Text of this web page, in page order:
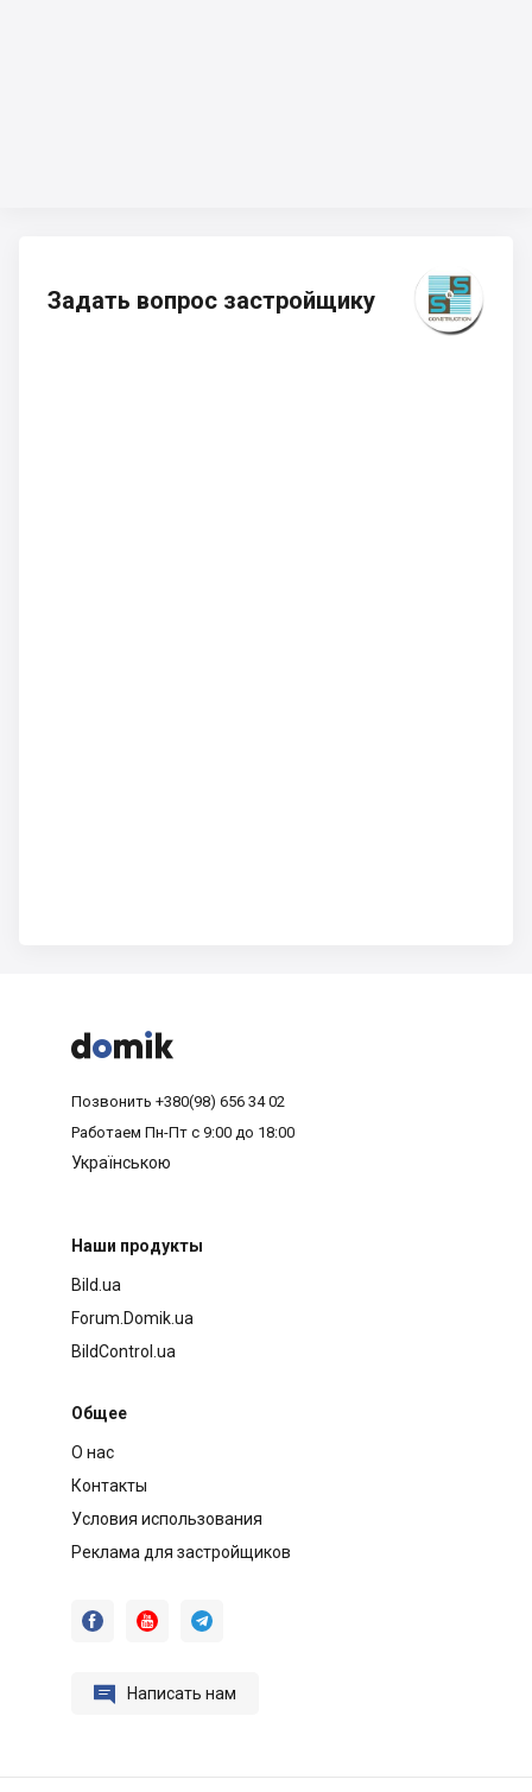
Задать вопрос застройщику



Позвонить +380(98) 656 34 02
Работаем Пн-Пт с 9:00 до 18:00
Українською
Наши продукты
Bild.ua
Forum.Domik.ua
BildControl.ua
Общее
О нас
Контакты
Условия использования
Реклама для застройщиков
  
 Написать нам